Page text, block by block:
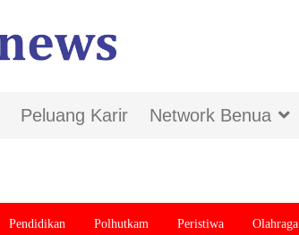
Peluang Karir Network Benua
Pendidikan Polhutkam Peristiwa Olahraga